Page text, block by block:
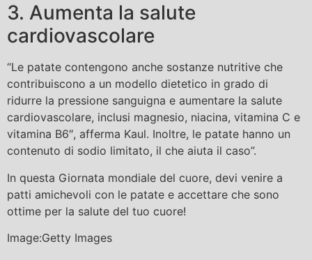
3. Aumenta la salute
cardiovascolare
“Le patate contengono anche sostanze nutritive che
contribuiscono a un modello dietetico in grado di
ridurre la pressione sanguigna e aumentare la salute
cardiovascolare, inclusi magnesio, niacina, vitamina C e
vitamina B6″, afferma Kaul. Inoltre, le patate hanno un
contenuto di sodio limitato, il che aiuta il caso”.
In questa Giornata mondiale del cuore, devi venire a
patti amichevoli con le patate e accettare che sono
ottime per la salute del tuo cuore!
Image:Getty Images